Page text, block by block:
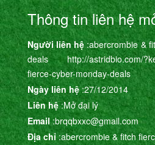
Thông tin liên hệ
Người liên hệ:abercrombie &
deals http://astridbio.com/
fierce-cyber-monday-deals
Ngày liên hệ:27/12/2014
Liên hệ:Mở đại lý
Email:brqqbxxc@gmail.com
Địa chỉ:abercrombie & fitch